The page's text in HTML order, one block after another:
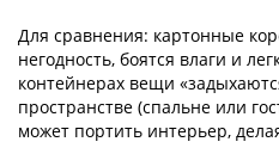
Для сравнения: картонные
негодность, боятся влаги и
контейнерах вещи
пространстве (спальне или
может портить интерьер,